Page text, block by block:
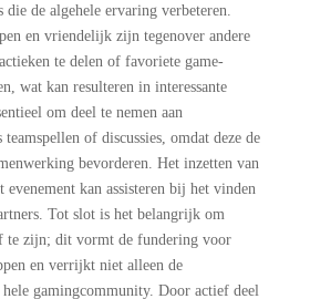
de algehele ervaring verbeteren.
en vriendelijk zijn tegenover andere
te delen of favoriete game-
wat kan resulteren in interessante
om deel te nemen aan
of discussies, omdat deze de
bevorderen. Het inzetten van
evenement kan assisteren bij het vinden
Tot slot is het belangrijk om
te zijn; dit vormt de fundering voor
en verrijkt niet alleen de
gamingcommunity. Door actief deel